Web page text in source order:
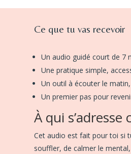
Ce que tu vas recevoir
Un audio guidé court de 7
Une pratique simple,
Un outil à écouter le
Un premier pas pour
À qui s’adresse
Cet audio est fait pour toi si
souffler, de calmer le